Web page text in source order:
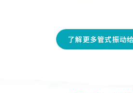
了解更多管式振动